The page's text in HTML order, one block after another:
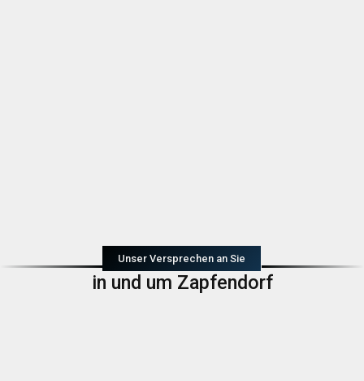
Unser Versprechen an Sie
in und um Zapfendorf